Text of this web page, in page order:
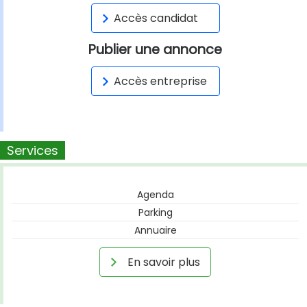
Accès candidat
Publier une annonce
Accès entreprise
Services
Agenda
Parking
Annuaire
En savoir plus